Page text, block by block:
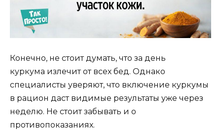
Конечно, не стоит думать, что за день
куркума излечит от всех бед. Однако
специалисты уверяют, что включение куркумы
в рацион даст видимые результаты уже через
неделю. Не стоит забывать и о
противопоказаниях.